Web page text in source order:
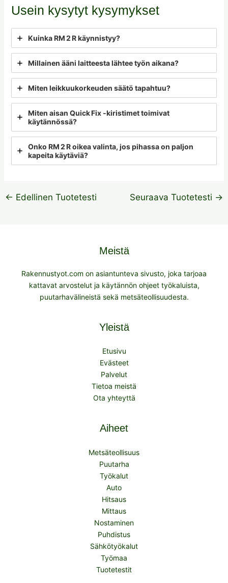
Usein kysytyt kysymykset
Kuinka RM 2 R käynnistyy?
Millainen ääni laitteesta lähtee työn aikana?
Miten leikkuukorkeuden säätö tapahtuu?
Miten aisan Quick Fix ‑kiristimet toimivat
käytännössä?
Onko RM 2 R oikea valinta, jos pihassa on paljon
kapeita käytäviä?
← Edellinen Tuotetesti Seuraava Tuotetesti →
Meistä
Rakennustyot.com on asiantunteva sivusto, joka tarjoaa
kattavat arvostelut ja käytännön ohjeet työkaluista,
puutarhavälineistä sekä metsäteollisuudesta.
Yleistä
Etusivu
Evästeet
Palvelut
Tietoa meistä
Ota yhteyttä
Aiheet
Metsäteollisuus
Puutarha
Työkalut
Auto
Hitsaus
Mittaus
Nostaminen
Puhdistus
Sähkötyökalut
Työmaa
Tuotetestit